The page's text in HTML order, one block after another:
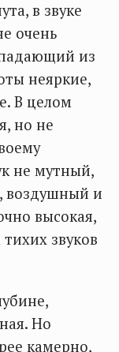
в звуке
очень
из
неяркие,
В целом
но не
не мутный,
воздушный и
высокая,
звуков
Но
камерно,